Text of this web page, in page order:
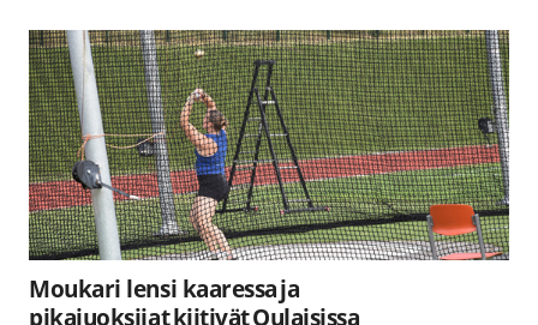
Moukari lensi kaaressa ja
pikajuoksijat kiitivät Oulaisissa